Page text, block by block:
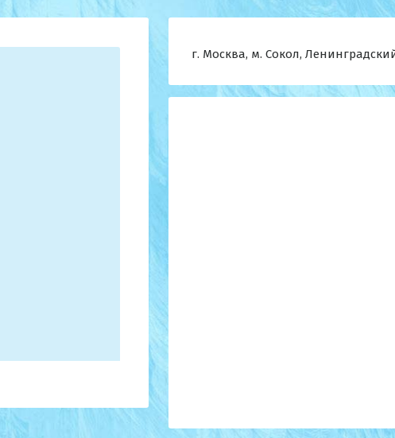
г. Москва, м. Сокол,